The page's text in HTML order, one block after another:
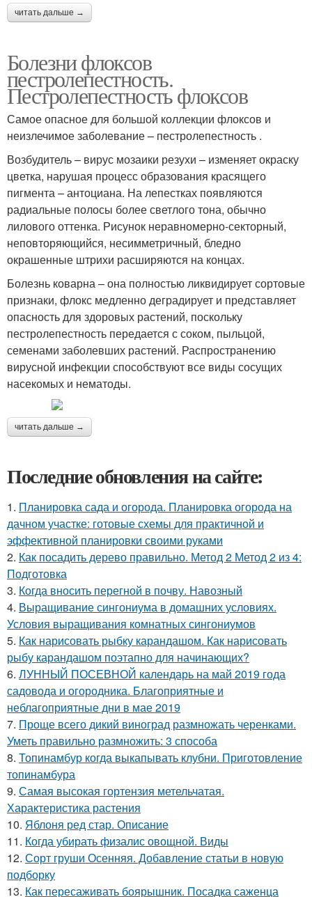
читать дальше →
Болезни флоксов
пестролепестность.
Пестролепестность флоксов
Самое опасное для большой коллекции флоксов и
неизлечимое заболевание – пестролепестность .
Возбудитель – вирус мозаики резухи – изменяет окраску
цветка, нарушая процесс образования красящего
пигмента – антоциана. На лепестках появляются
радиальные полосы более светлого тона, обычно
лилового оттенка. Рисунок неравномерно-секторный,
неповторяющийся, несимметричный, бледно
окрашенные штрихи расширяются на концах.
Болезнь коварна – она полностью ликвидирует сортовые
признаки, флокс медленно деградирует и представляет
опасность для здоровых растений, поскольку
пестролепестность передается с соком, пыльцой,
семенами заболевших растений. Распространению
вирусной инфекции способствуют все виды сосущих
насекомых и нематоды.
читать дальше →
Последние обновления на сайте:
1. Планировка сада и огорода. Планировка огорода на
дачном участке: готовые схемы для практичной и
эффективной планировки своими руками
2. Как посадить дерево правильно. Метод 2 Метод 2 из 4:
Подготовка
3. Когда вносить перегной в почву. Навозный
4. Выращивание сингониума в домашних условиях.
Условия выращивания комнатных сингониумов
5. Как нарисовать рыбку карандашом. Как нарисовать
рыбу карандашом поэтапно для начинающих?
6. ЛУННЫЙ ПОСЕВНОЙ календарь на май 2019 года
садовода и огородника. Благоприятные и
неблагоприятные дни в мае 2019
7. Проще всего дикий виноград размножать черенками.
Уметь правильно размножить: 3 способа
8. Топинамбур когда выкапывать клубни. Приготовление
топинамбура
9. Самая высокая гортензия метельчатая.
Характеристика растения
10. Яблоня ред стар. Описание
11. Когда убирать физалис овощной. Виды
12. Сорт груши Осенняя. Добавление статьи в новую
подборку
13. Как пересаживать боярышник. Посадка саженца